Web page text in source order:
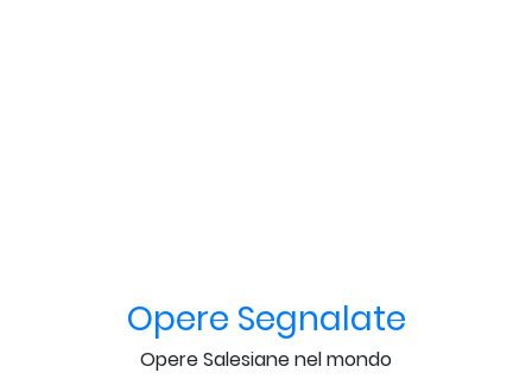
Opere Segnalate
Opere Salesiane nel mondo